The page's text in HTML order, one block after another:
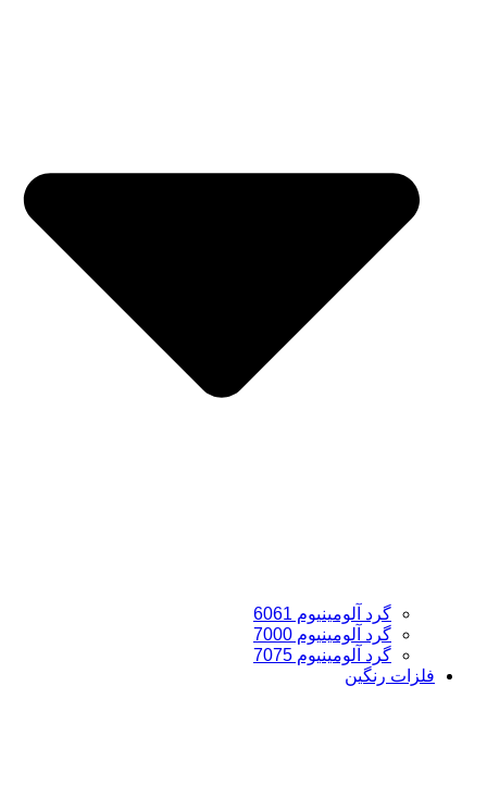
گرد آلومینیوم 6061
گرد آلومینیوم 7000
گرد آلومینیوم 7075
فلزات رنگین